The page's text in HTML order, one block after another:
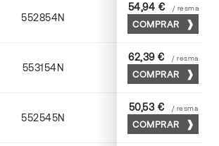
552854N 52 x 70
54,94 € / resma
COMPRAR
553154N 52 x 70
62,39 € / resma
COMPRAR
552545N 45 x 64
50,53 € / resma
COMPRAR